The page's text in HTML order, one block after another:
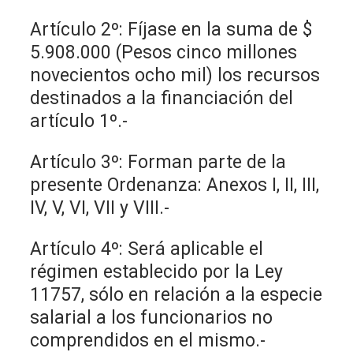
Artículo 2º: Fíjase en la suma de $
5.908.000 (Pesos cinco millones
novecientos ocho mil) los recursos
destinados a la financiación del
artículo 1º.-
Artículo 3º: Forman parte de la
presente Ordenanza: Anexos I, II, III,
IV, V, VI, VII y VIII.-
Artículo 4º: Será aplicable el
régimen establecido por la Ley
11757, sólo en relación a la especie
salarial a los funcionarios no
comprendidos en el mismo.-